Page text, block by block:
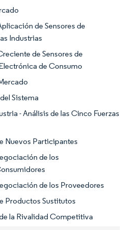
de Sensores de
Industrias
de Sensores de
de Consumo
Sistema
- Análisis de las Cinco Fuerzas
Nuevos Participantes
de los
de los Proveedores
Productos Sustitutos
la Rivalidad Competitiva